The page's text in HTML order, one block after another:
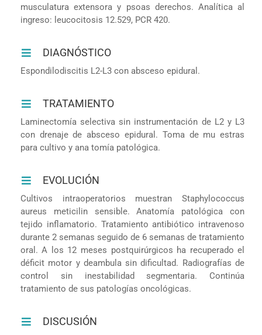
musculatura extensora y psoas derechos. Analítica al
ingreso: leucocitosis 12.529, PCR 420.
DIAGNÓSTICO
Espondilodiscitis L2-L3 con absceso epidural.
TRATAMIENTO
Laminectomía selectiva sin instrumentación de L2 y L3
con drenaje de absceso epidural. Toma de mu estras
para cultivo y ana tomía patológica.
EVOLUCIÓN
Cultivos intraoperatorios muestran Staphylococcus
aureus meticilin sensible. Anatomía patológica con
tejido inflamatorio. Tratamiento antibiótico intravenoso
durante 2 semanas seguido de 6 semanas de tratamiento
oral. A los 12 meses postquirúrgicos ha recuperado el
déficit motor y deambula sin dificultad. Radiografías de
control sin inestabilidad segmentaria. Continúa
tratamiento de sus patologías oncológicas.
DISCUSIÓN